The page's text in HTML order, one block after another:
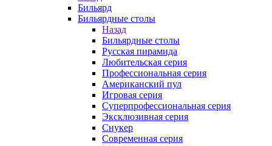
Бильярд
Бильярдные столы
Назад
Бильярдные столы
Русская пирамида
Любительская серия
Профессиональная серия
Американский пул
Игровая серия
Суперпрофессиональная серия
Эксклюзивная серия
Снукер
Современная серия